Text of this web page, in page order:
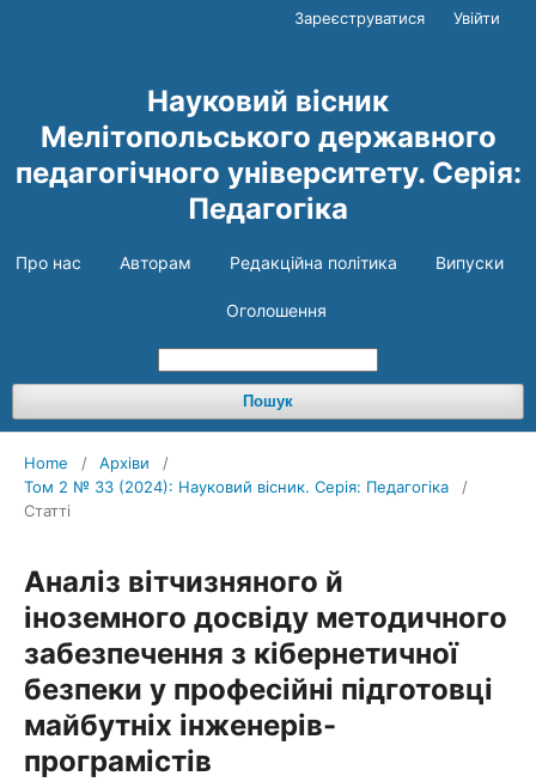
Науковий вісник
Мелітопольського державного
педагогічного університету. Серія:
Педагогіка
Про нас Авторам Редакційна політика Випуски
Оголошення
Пошук
Зареєструватися Увійти
Home / Архіви
/
Том 2 № 33 (2024): Науковий вісник. Серія: Педагогіка
/
Статті
Аналіз вітчизняного й
іноземного досвіду методичного
забезпечення з кібернетичної
безпеки у професійні підготовці
майбутніх інженерів-
програмістів